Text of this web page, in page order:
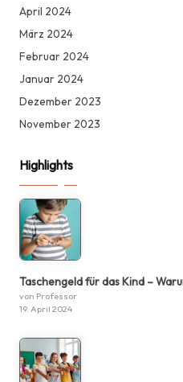
April 2024
März 2024
Februar 2024
Januar 2024
Dezember 2023
November 2023
Highlights
Taschengeld für das Kind –
von Professor
19. April 2024